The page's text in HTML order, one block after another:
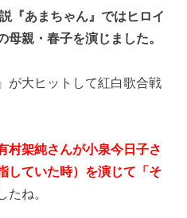
『あまちゃん』ではヒロイ
母親・春子を演じました。
が大ヒットして紅白歌合戦
村架純さんが小泉今日子さ
していた時）を演じて「そ
たね。